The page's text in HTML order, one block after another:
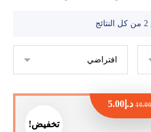
تخفيض!
10.00 د.إ5.00